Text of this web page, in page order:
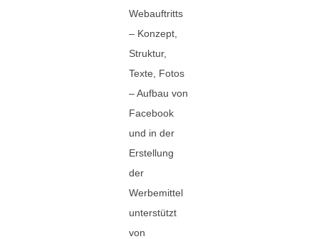
Webauftritts
– Konzept,
Struktur,
Texte, Fotos
– Aufbau von
Facebook
und in der
Erstellung
der
Werbemittel
unterstützt
von